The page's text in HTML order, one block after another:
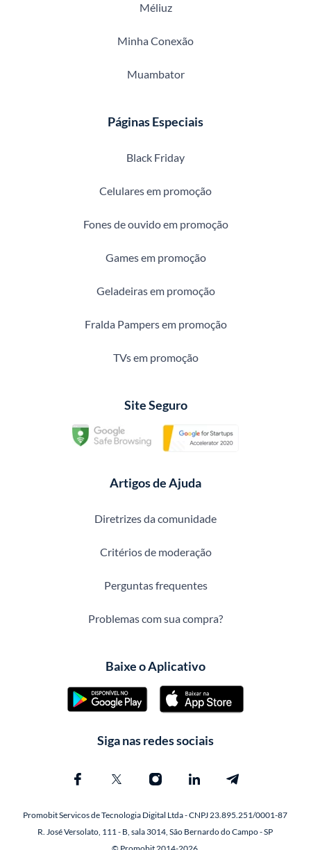
Méliuz
Minha Conexão
Muambator
Páginas Especiais
Black Friday
Celulares em promoção
Fones de ouvido em promoção
Games em promoção
Geladeiras em promoção
Fralda Pampers em promoção
TVs em promoção
Site Seguro
Artigos de Ajuda
Diretrizes da comunidade
Critérios de moderação
Perguntas frequentes
Problemas com sua compra?
Baixe o Aplicativo
Siga nas redes sociais
Promobit Servicos de Tecnologia Digital Ltda - CNPJ 23.895.251/0001-87
R. José Versolato, 111 - B, sala 3014, São Bernardo do Campo - SP